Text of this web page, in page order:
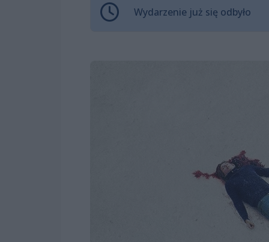
Wydarzenie już się odbyło